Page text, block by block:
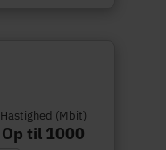
Hastighed (Mbit)
Op til 1000